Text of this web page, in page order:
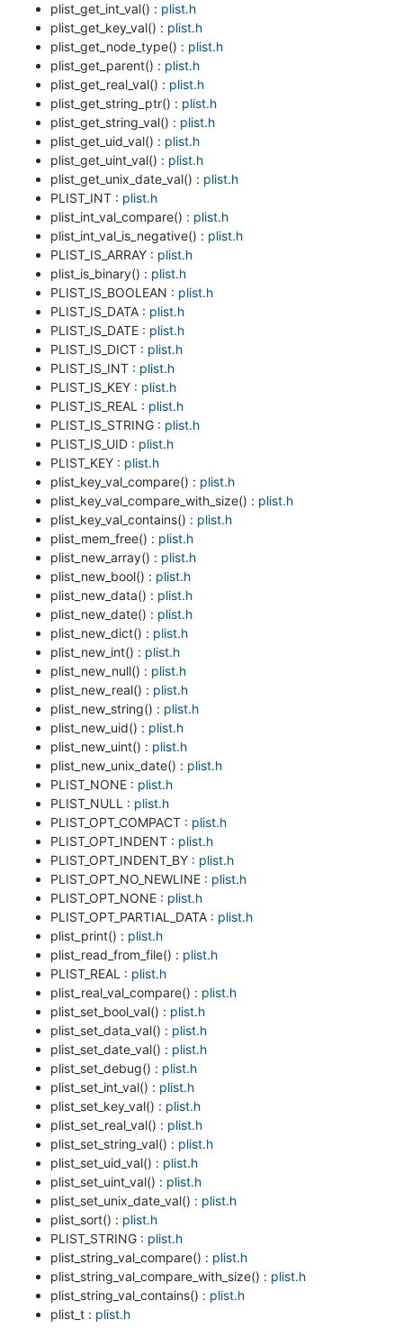
plist_get_int_val() : plist.h
plist_get_key_val() : plist.h
plist_get_node_type() : plist.h
plist_get_parent() : plist.h
plist_get_real_val() : plist.h
plist_get_string_ptr() : plist.h
plist_get_string_val() : plist.h
plist_get_uid_val() : plist.h
plist_get_uint_val() : plist.h
plist_get_unix_date_val() : plist.h
PLIST_INT : plist.h
plist_int_val_compare() : plist.h
plist_int_val_is_negative() : plist.h
PLIST_IS_ARRAY : plist.h
plist_is_binary() : plist.h
PLIST_IS_BOOLEAN : plist.h
PLIST_IS_DATA : plist.h
PLIST_IS_DATE : plist.h
PLIST_IS_DICT : plist.h
PLIST_IS_INT : plist.h
PLIST_IS_KEY : plist.h
PLIST_IS_REAL : plist.h
PLIST_IS_STRING : plist.h
PLIST_IS_UID : plist.h
PLIST_KEY : plist.h
plist_key_val_compare() : plist.h
plist_key_val_compare_with_size() : plist.h
plist_key_val_contains() : plist.h
plist_mem_free() : plist.h
plist_new_array() : plist.h
plist_new_bool() : plist.h
plist_new_data() : plist.h
plist_new_date() : plist.h
plist_new_dict() : plist.h
plist_new_int() : plist.h
plist_new_null() : plist.h
plist_new_real() : plist.h
plist_new_string() : plist.h
plist_new_uid() : plist.h
plist_new_uint() : plist.h
plist_new_unix_date() : plist.h
PLIST_NONE : plist.h
PLIST_NULL : plist.h
PLIST_OPT_COMPACT : plist.h
PLIST_OPT_INDENT : plist.h
PLIST_OPT_INDENT_BY : plist.h
PLIST_OPT_NO_NEWLINE : plist.h
PLIST_OPT_NONE : plist.h
PLIST_OPT_PARTIAL_DATA : plist.h
plist_print() : plist.h
plist_read_from_file() : plist.h
PLIST_REAL : plist.h
plist_real_val_compare() : plist.h
plist_set_bool_val() : plist.h
plist_set_data_val() : plist.h
plist_set_date_val() : plist.h
plist_set_debug() : plist.h
plist_set_int_val() : plist.h
plist_set_key_val() : plist.h
plist_set_real_val() : plist.h
plist_set_string_val() : plist.h
plist_set_uid_val() : plist.h
plist_set_uint_val() : plist.h
plist_set_unix_date_val() : plist.h
plist_sort() : plist.h
PLIST_STRING : plist.h
plist_string_val_compare() : plist.h
plist_string_val_compare_with_size() : plist.h
plist_string_val_contains() : plist.h
plist_t : plist.h